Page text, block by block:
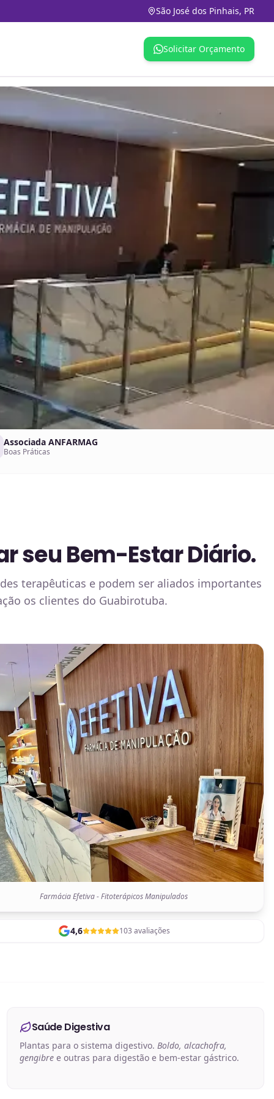
São José dos Pinhais, PR
Solicitar Orçamento
Associada ANFARMAG
Boas Práticas
seu Bem-Estar Diário.
terapêuticas e podem ser aliados importantes
os clientes do Guabirotuba.
Farmácia Efetiva - Fitoterápicos Manipulados
4,6 103 avaliações
Saúde Digestiva
Plantas para o sistema digestivo. Boldo, alcachofra,
gengibree outras para digestão e bem-estar gástrico.